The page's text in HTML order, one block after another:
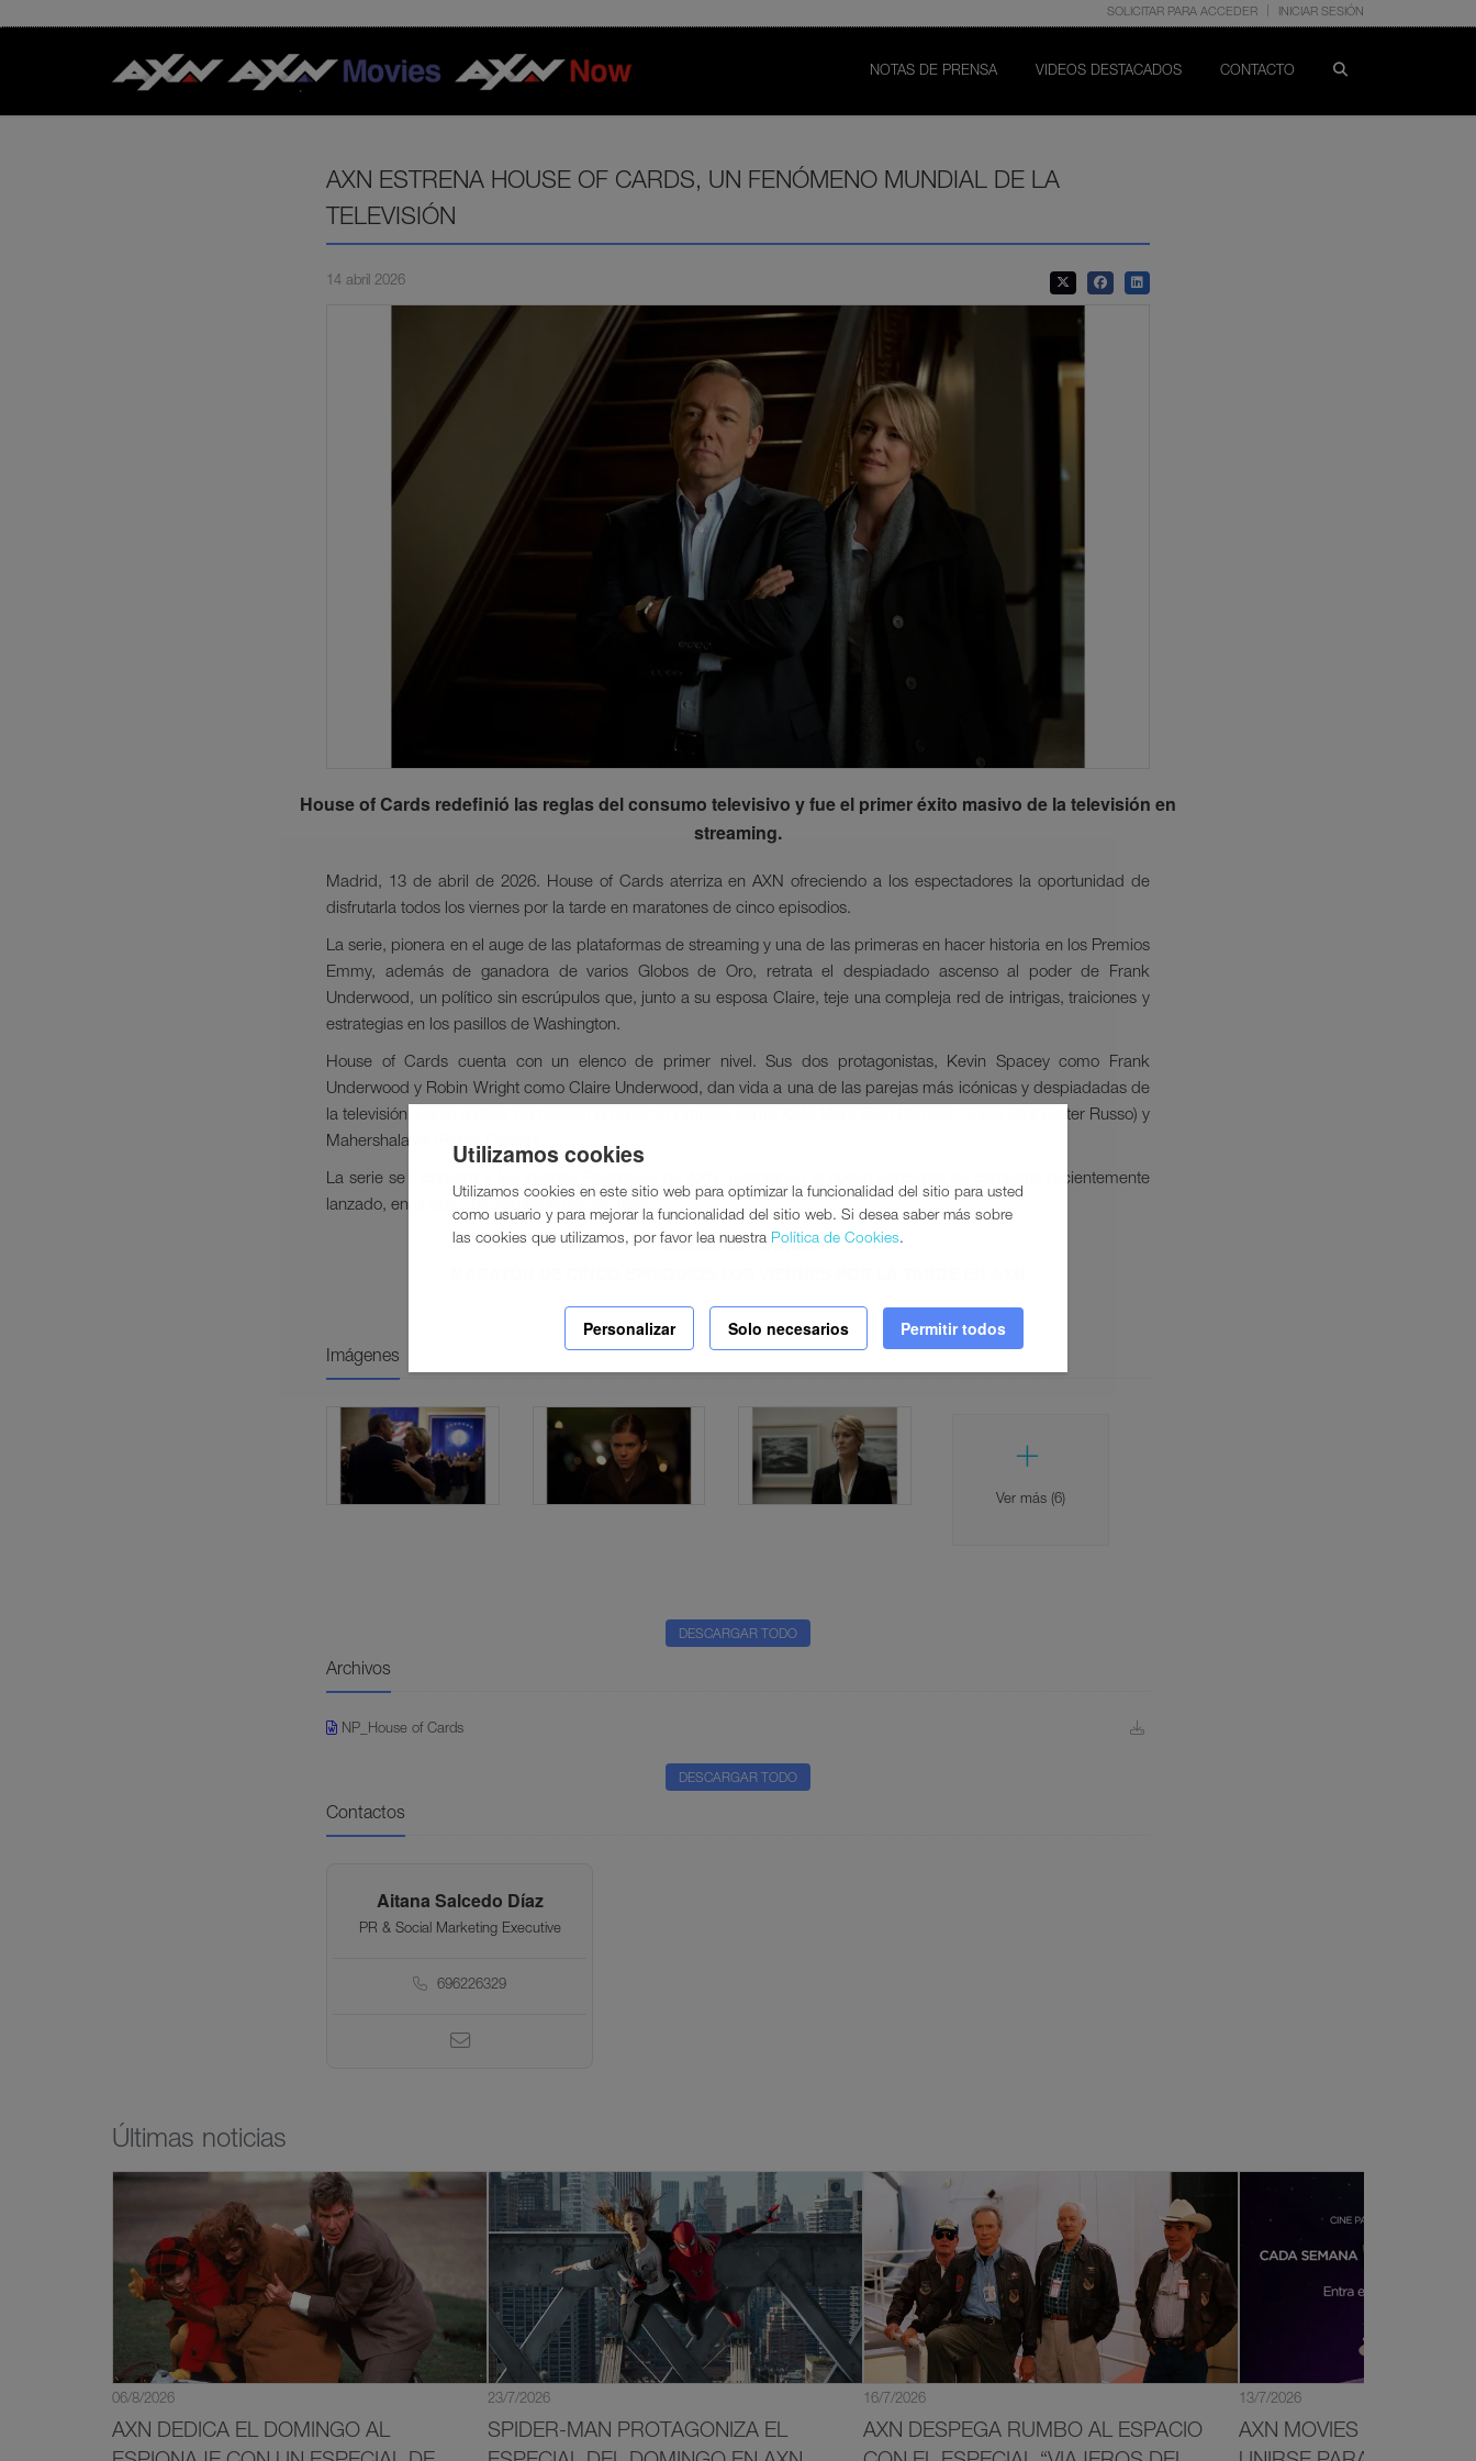
Utilizamos cookies
Utilizamos cookies en este sitio web para optimizar la funcionalidad del sitio para usted
como usuario y para mejorar la funcionalidad del sitio web. Si desea saber más sobre
las cookies que utilizamos, por favor lea nuestra Política de Cookies.
Personalizar Solo necesarios Permitir todos
SOLICITAR PARA ACCEDER INICIAR SESIÓN
NOTAS DE PRENSA VIDEOS DESTACADOS CONTACTO
AXN ESTRENA HOUSE OF CARDS, UN FENÓMENO MUNDIAL DE LA
TELEVISIÓN
14 abril 2026
House of Cards redefinió las reglas del consumo televisivo y fue el primer éxito masivo de la televisión en
streaming.
Madrid, 13 de abril de 2026. House of Cards aterriza en AXN ofreciendo a los espectadores la oportunidad de
disfrutarla todos los viernes por la tarde en maratones de cinco episodios.
La serie, pionera en el auge de las plataformas de streaming y una de las primeras en hacer historia en los Premios
Emmy, además de ganadora de varios Globos de Oro, retrata el despiadado ascenso al poder de Frank
Underwood, un político sin escrúpulos que, junto a su esposa Claire, teje una compleja red de intrigas, traiciones y
estrategias en los pasillos de Washington.
House of Cards cuenta con un elenco de primer nivel. Sus dos protagonistas, Kevin Spacey como Frank
Underwood y Robin Wright como Claire Underwood, dan vida a una de las parejas más icónicas y despiadadas de
la televisión. Junto a ellos, completan el reparto nombres como Kate Mara (Zoe Barnes), Corey Stoll (Peter Russo) y
Mahershala Ali (Remy Danton).
La serie se incorpora a los Viernes Poderosos de AXN, reforzando el nuevo concepto de campaña recientemente
lanzado, en el que “los viernes lo damos todo”.
HOUSE OF CARDS
Imágenes
Ver más (6)
DESCARGAR TODO
Archivos
NP_House of Cards
DESCARGAR TODO
Contactos
Aitana Salcedo Díaz
PR & Social Marketing Executive
696226329
Últimas noticias
06/8/2026
AXN DEDICA EL DOMINGO AL
23/7/2026
SPIDER-MAN PROTAGONIZA EL
16/7/2026
AXN DESPEGA RUMBO AL ESPACIO
13/7/2026
AXN MOVIES Y